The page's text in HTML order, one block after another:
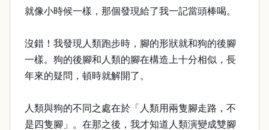
就像小時候一樣，那個發現給了我一記當頭棒喝。
沒錯！我發現人類跑步時，腳的形狀就和狗的後腳
一樣。狗的後腳和人類的腳在構造上十分相似，長
年來的疑問，頓時就解開了。
人類與狗的不同之處在於「人類用兩隻腳走路，不
是四隻腳」。在那之後，我才知道人類演變成雙腳